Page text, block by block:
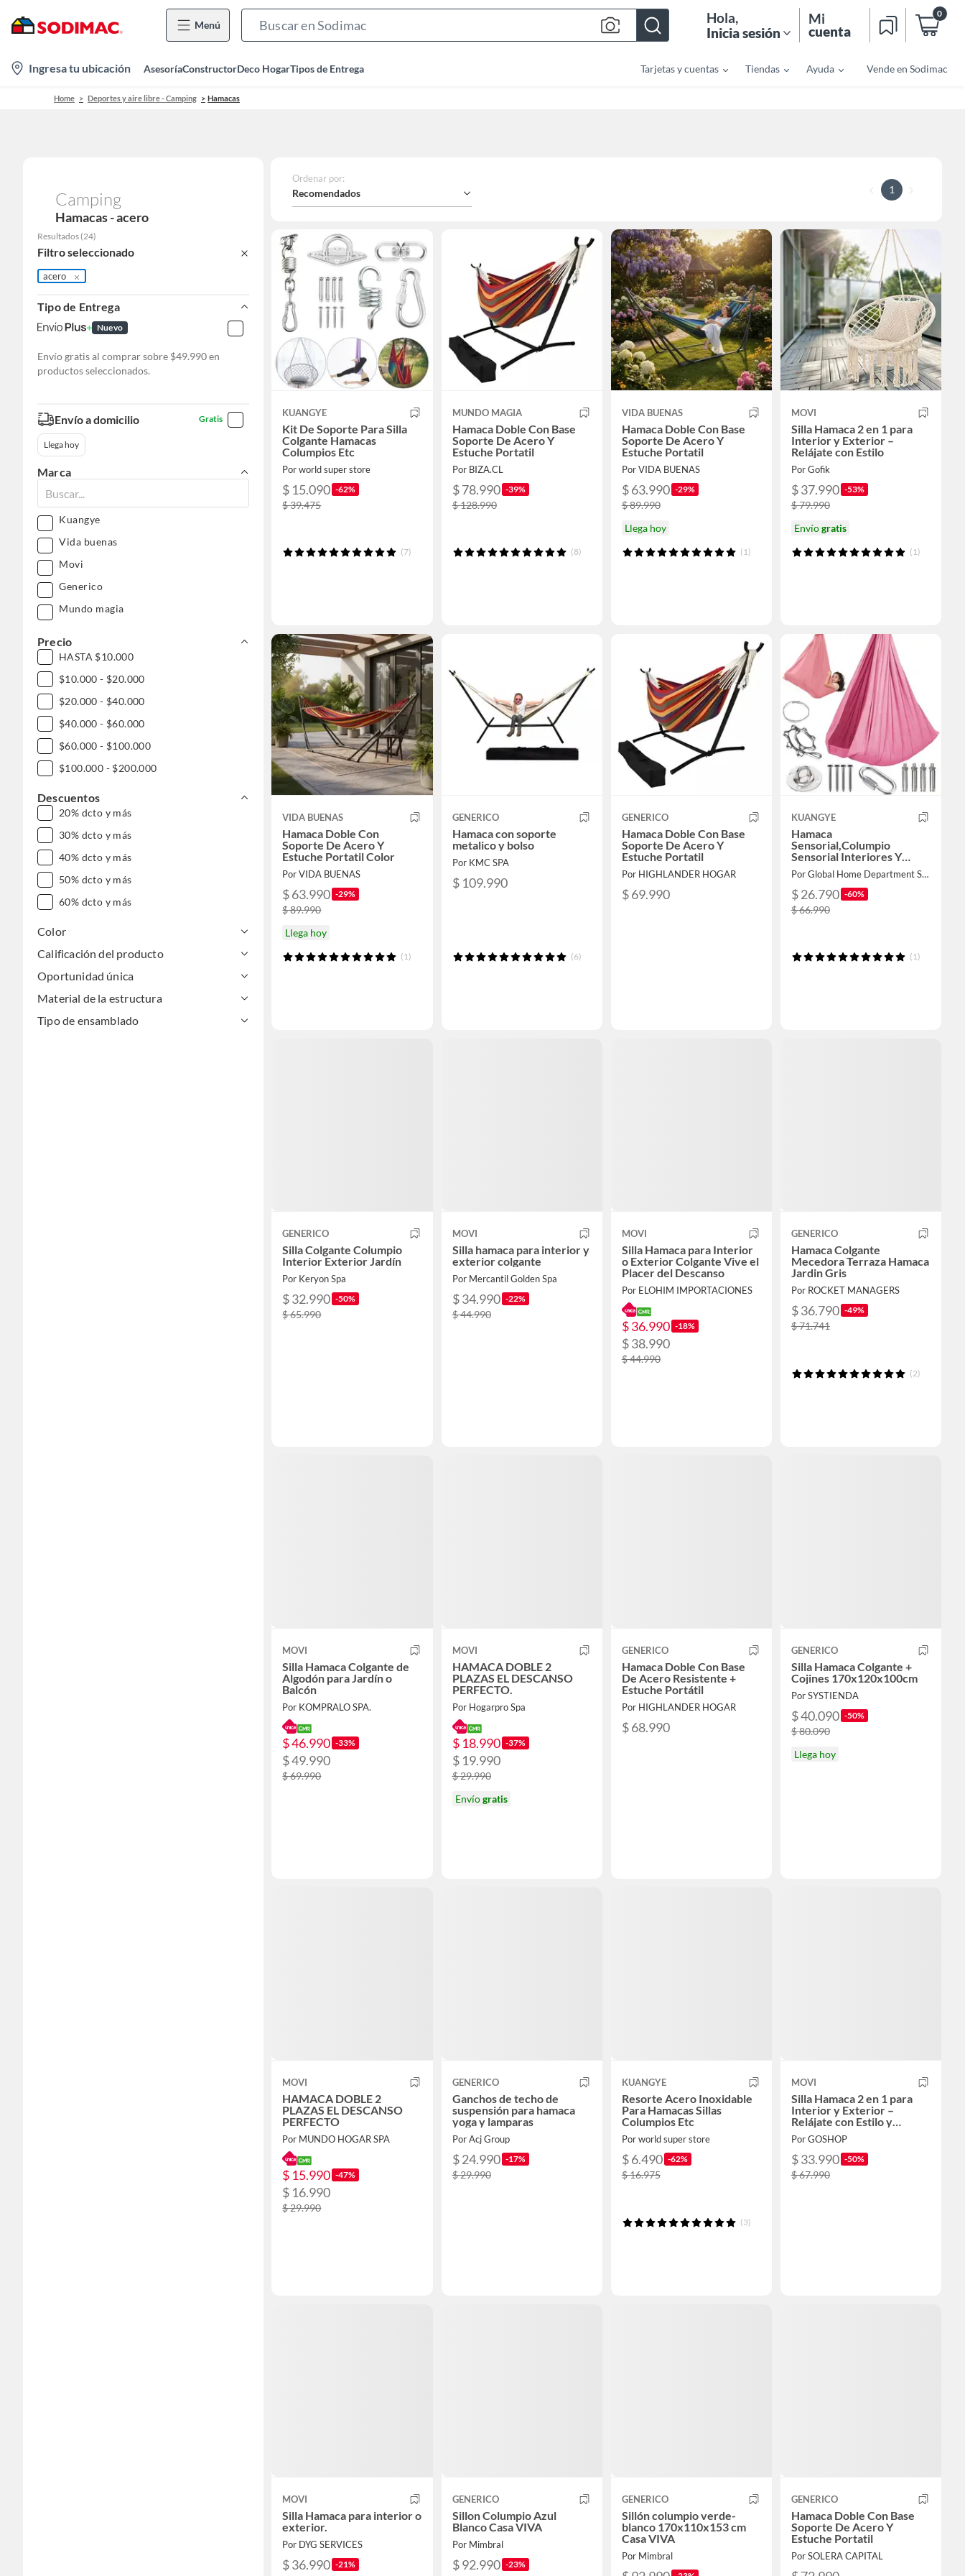
Menú
Bar
Hola,
Inicia sesión
Mi
cuenta
0
location-
icon
Ingresa tu ubicación AsesoríaConstructorDeco HogarTipos de Entrega Tarjetas y cuentas Tiendas Ayuda Vende en Sodimac
Home Deportes y aire libre - Camping Hamacas
Camping
Hamacas - acero
Resultados (24)
Filtro seleccionado
acero
Tipo de Entrega
Nuevo
Envío gratis al comprar sobre $49.990 en
productos seleccionados.
Envío a domicilio Gratis
Llega hoy
Marca
Kuangye
Vida buenas
Movi
Generico
Mundo magia
Precio
HASTA $10.000
$10.000 - $20.000
$20.000 - $40.000
$40.000 - $60.000
$60.000 - $100.000
$100.000 - $200.000
Descuentos
20% dcto y más
30% dcto y más
40% dcto y más
50% dcto y más
60% dcto y más
Color
Calificación del producto
Oportunidad única
Material de la estructura
Tipo de ensamblado
Ordenar por:
Recomendados 1
KUANGYE
Kit De Soporte Para Silla
Colgante Hamacas
Columpios Etc
Por world super store
$ 15.090 -62%
$ 39.475
(7)
MUNDO MAGIA
Hamaca Doble Con Base
Soporte De Acero Y
Estuche Portatil
Por BIZA.CL
$ 78.990 -39%
$ 128.990
(8)
VIDA BUENAS
Hamaca Doble Con Base
Soporte De Acero Y
Estuche Portatil
Por VIDA BUENAS
$ 63.990 -29%
$ 89.990
Llega hoy
(1)
MOVI
Silla Hamaca 2 en 1 para
Interior y Exterior –
Relájate con Estilo
Por Gofik
$ 37.990 -53%
$ 79.990
Envíogratis
(1)
VIDA BUENAS
Hamaca Doble Con
Soporte De Acero Y
Estuche Portatil Color
Por VIDA BUENAS
$ 63.990 -29%
$ 89.990
Llega hoy
(1)
GENERICO
Hamaca con soporte
metalico y bolso
Por KMC SPA
$ 109.990
(6)
GENERICO
Hamaca Doble Con Base
Soporte De Acero Y
Estuche Portatil
Por HIGHLANDER HOGAR
$ 69.990
KUANGYE
Hamaca
Sensorial,Columpio
Sensorial Interiores Y
Exteriores Para Niños Y
Adultos,Capacidad 220LBS
Por Global Home Department Store
$ 26.790 -60%
$ 66.990
(1)
GENERICO
Silla Colgante Columpio
Interior Exterior Jardín
Por Keryon Spa
$ 32.990 -50%
$ 65.990
MOVI
Silla hamaca para interior y
exterior colgante
Por Mercantil Golden Spa
$ 34.990 -22%
$ 44.990
MOVI
Silla Hamaca para Interior
o Exterior Colgante Vive el
Placer del Descanso
Por ELOHIM IMPORTACIONES
$ 36.990 -18%
$ 38.990
$ 44.990
GENERICO
Hamaca Colgante
Mecedora Terraza Hamaca
Jardin Gris
Por ROCKET MANAGERS
$ 36.790 -49%
$ 71.741
(2)
MOVI
Silla Hamaca Colgante de
Algodón para Jardín o
Balcón
Por KOMPRALO SPA.
$ 46.990 -33%
$ 49.990
$ 69.990
MOVI
HAMACA DOBLE 2
PLAZAS EL DESCANSO
PERFECTO.
Por Hogarpro Spa
$ 18.990 -37%
$ 19.990
$ 29.990
Envíogratis
GENERICO
Hamaca Doble Con Base
De Acero Resistente +
Estuche Portátil
Por HIGHLANDER HOGAR
$ 68.990
GENERICO
Silla Hamaca Colgante +
Cojines 170x120x100cm
Por SYSTIENDA
$ 40.090 -50%
$ 80.090
Llega hoy
MOVI
HAMACA DOBLE 2
PLAZAS EL DESCANSO
PERFECTO
Por MUNDO HOGAR SPA
$ 15.990 -47%
$ 16.990
$ 29.990
GENERICO
Ganchos de techo de
suspensión para hamaca
yoga y lamparas
Por Acj Group
$ 24.990 -17%
$ 29.990
KUANGYE
Resorte Acero Inoxidable
Para Hamacas Sillas
Columpios Etc
Por world super store
$ 6.490 -62%
$ 16.975
(3)
MOVI
Silla Hamaca 2 en 1 para
Interior y Exterior –
Relájate con Estilo y
Comodidad
Por GOSHOP
$ 33.990 -50%
$ 67.990
MOVI
Silla Hamaca para interior o
exterior.
Por DYG SERVICES
$ 36.990 -21%
GENERICO
Sillon Columpio Azul
Blanco Casa VIVA
Por Mimbral
$ 92.990 -23%
GENERICO
Sillón columpio verde-
blanco 170x110x153 cm
Casa VIVA
Por Mimbral
GENERICO
Hamaca Doble Con Base
Soporte De Acero Y
Estuche Portatil
Por SOLERA CAPITAL